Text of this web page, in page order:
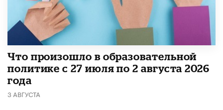
​Что произошло в образовательной
политике с 27 июля по 2 августа 2026
года
3 АВГУСТА